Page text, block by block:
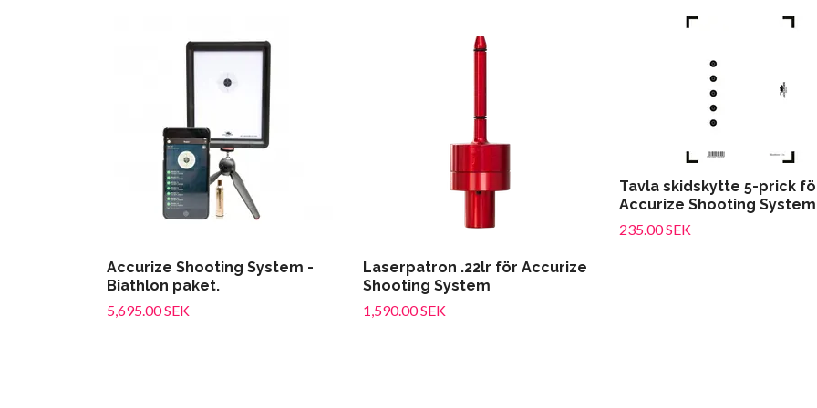
Accurize Shooting System -
Biathlon paket.
5,695.00 SEK
Laserpatron .22lr för Accurize
Shooting System
1,590.00 SEK
Tavla skidskytte 5-prick
Accurize Shooting System
235.00 SEK